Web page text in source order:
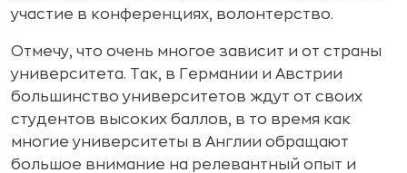
участие в конференциях, волонтерство.
Отмечу, что очень многое зависит и от страны
университета. Так, в Германии и Австрии
большинство университетов ждут от своих
студентов высоких баллов, в то время как
многие университеты в Англии обращают
большое внимание на релевантный опыт и